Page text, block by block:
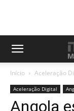
Início Aceleração
Aceleração Digital
Angola